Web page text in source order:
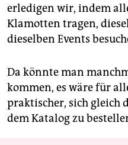
erledigen wir, indem
Klamotten tragen,
dieselben Events
Da könnte man
kommen, es wäre für
praktischer, sich gleich
dem Katalog zu